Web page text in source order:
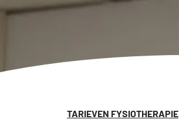
TARIEVEN FYSIOTHERAPIE